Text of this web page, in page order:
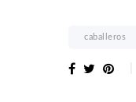
caballeros